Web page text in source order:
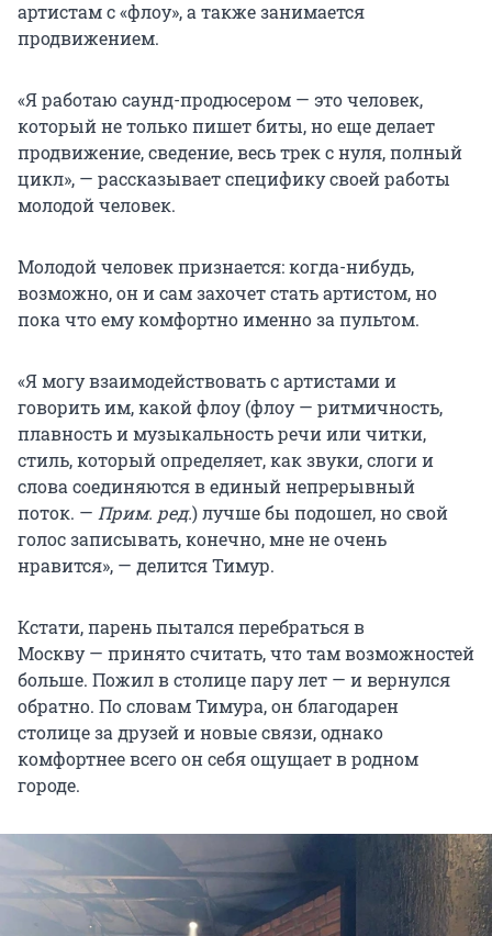
артистам с «флоу», а также занимается
продвижением.
«Я работаю саунд-продюсером — это человек,
который не только пишет биты, но еще делает
продвижение, сведение, весь трек с нуля, полный
цикл», — рассказывает специфику своей работы
молодой человек.
Молодой человек признается: когда-нибудь,
возможно, он и сам захочет стать артистом, но
пока что ему комфортно именно за пультом.
«Я могу взаимодействовать с артистами и
говорить им, какой флоу (флоу — ритмичность,
плавность и музыкальность речи или читки,
стиль, который определяет, как звуки, слоги и
слова соединяются в единый непрерывный
поток. — Прим. ред.) лучше бы подошел, но свой
голос записывать, конечно, мне не очень
нравится», — делится Тимур.
Кстати, парень пытался перебраться в
Москву — принято считать, что там возможностей
больше. Пожил в столице пару лет — и вернулся
обратно. По словам Тимура, он благодарен
столице за друзей и новые связи, однако
комфортнее всего он себя ощущает в родном
городе.